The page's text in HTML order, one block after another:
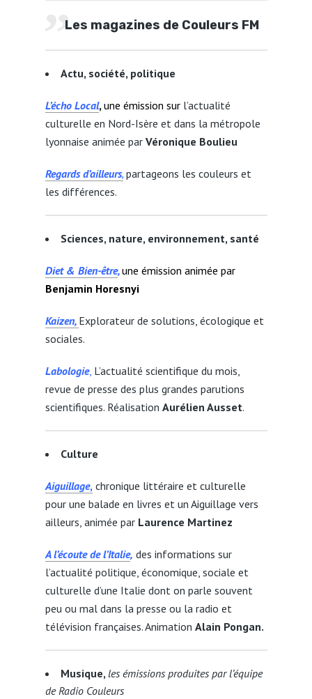
Les magazines de Couleurs FM
Actu, société, politique
L’écho Local,une émission surl’actualité
culturelle en Nord-Isère et dans la métropole
lyonnaise animée par Véronique Boulieu
Regards d’ailleurs, partageons les couleurs et
les différences.
Sciences, nature, environnement, santé
Diet & Bien-être,une émission animée par
Benjamin Horesnyi
Kaizen, Explorateur de solutions, écologique et
sociales.
Labologie,L’actualité scientifique du mois,
revue de presse des plus grandes parutions
scientifiques. Réalisation Aurélien Ausset.
Culture
Aiguillage, chronique littéraire et culturelle
pour une balade en livres et un Aiguillage vers
ailleurs, animée par Laurence Martinez
A l’écoute de l’Italie, des informations sur
l’actualité politique, économique, sociale et
culturelle d’une Italie dont on parle souvent
peu ou mal dans la presse ou la radio et
télévision françaises. Animation Alain Pongan.
Musique, les émissions produites par l’équipe
de Radio Couleurs